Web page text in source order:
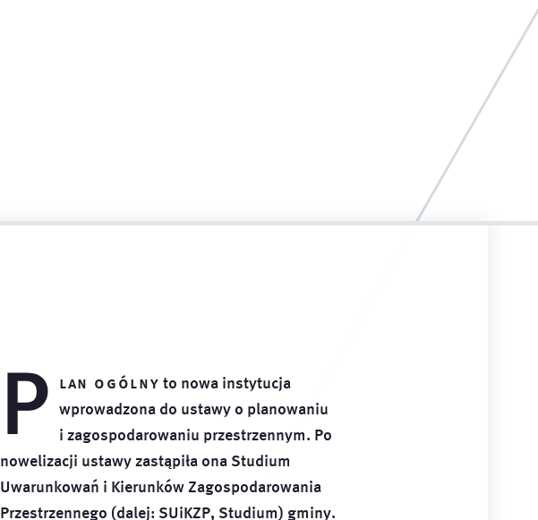
P lan ogólny to nowa instytucja
wprowadzona do ustawy o planowaniu
i zagospodarowaniu przestrzennym. Po
nowelizacji ustawy zastąpiła ona Studium
Uwarunkowań i Kierunków Zagospodarowania
Przestrzennego (dalej: SUiKZP, Studium) gminy.